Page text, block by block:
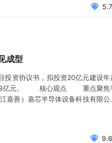
成型
资协议书，拟投资20亿元建设年
过8亿元。 核心观点 重点聚焦
嘉善）嘉芯半导体设备科技有限公